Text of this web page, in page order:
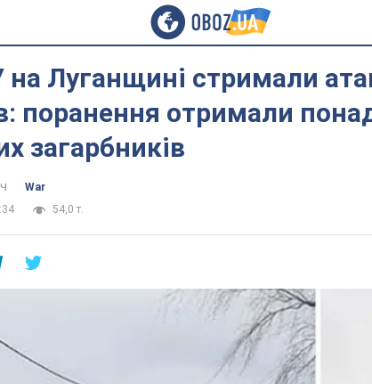
на Луганщині стримали
поранення отримали
загарбників
War
54,0 т.